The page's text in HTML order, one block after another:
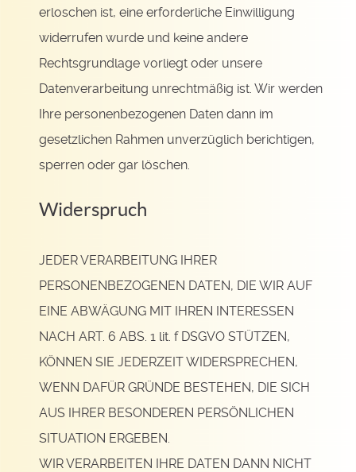
erloschen ist, eine erforderliche Einwilligung
widerrufen wurde und keine andere
Rechtsgrundlage vorliegt oder unsere
Datenverarbeitung unrechtmäßig ist. Wir werden
Ihre personenbezogenen Daten dann im
gesetzlichen Rahmen unverzüglich berichtigen,
sperren oder gar löschen.
Widerspruch
JEDER VERARBEITUNG IHRER
PERSONENBEZOGENEN DATEN, DIE WIR AUF
EINE ABWÄGUNG MIT IHREN INTERESSEN
NACH ART. 6 ABS. 1 lit. f DSGVO STÜTZEN,
KÖNNEN SIE JEDERZEIT WIDERSPRECHEN,
WENN DAFÜR GRÜNDE BESTEHEN, DIE SICH
AUS IHRER BESONDEREN PERSÖNLICHEN
SITUATION ERGEBEN.
WIR VERARBEITEN IHRE DATEN DANN NICHT